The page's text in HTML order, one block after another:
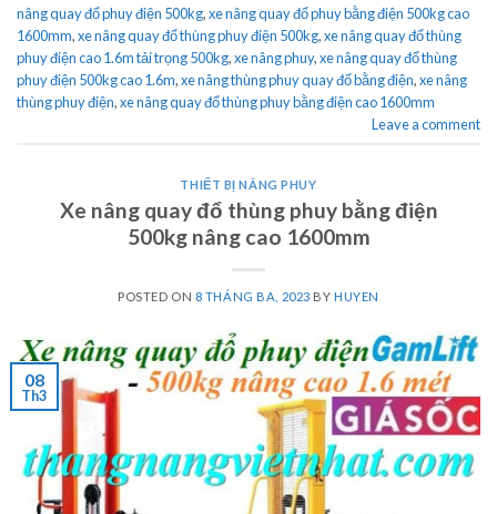
nâng quay đổ phuy điện 500kg,xe nâng quay đổ phuy bằng điện 500kg cao
1600mm,xe nâng quay đổ thùng phuy điện 500kg,xe nâng quay đổ thùng
phuy điện cao 1.6m tải trọng 500kg,xe nâng phuy,xe nâng quay đổ thùng
phuy điện 500kg cao 1.6m,xe nâng thùng phuy quay đổ bằng điện,xe nâng
thùng phuy điện,xe nâng quay đổ thùng phuy bằng điện cao 1600mm
Leave a comment
THIẾT BỊ NÂNG PHUY
Xe nâng quay đổ thùng phuy bằng điện
500kg nâng cao 1600mm
POSTED ON 8 THÁNG BA, 2023 BY HUYEN
08
Th3